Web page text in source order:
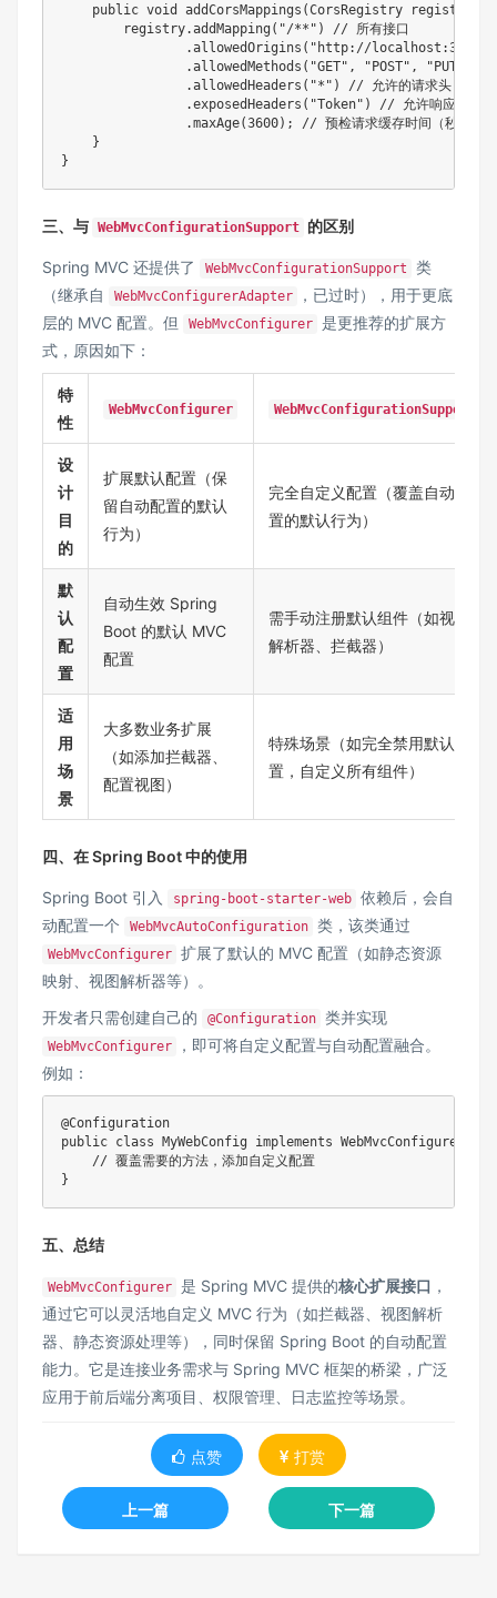
    public void addCorsMappings(CorsRegistry registry) {
        registry.addMapping("/**") // 所有接口
.allowedOrigins("http://localhost:3000")
.allowedMethods("GET", "POST", "PUT",
                .allowedHeaders("*") // 允许的请求头
                .exposedHeaders("Token") // 允许响应头
                .maxAge(3600); // 预检请求缓存时间（秒）
    }
}
三、与 WebMvcConfigurationSupport 的区别
Spring MVC 还提供了 WebMvcConfigurationSupport
类
（继承自
WebMvcConfigurerAdapter
，已过时），用于更底
层的 MVC 配置。但
WebMvcConfigurer 是更推荐的扩展方
式，原因如下：
特
性
WebMvcConfigurer WebMvcConfigurationSupport
​设
计
目
的​
扩展默认配置（保
留自动配置的默认
行为）
完全自定义配置（覆盖自动配
置的默认行为）
​默
认
配
置​
自动生效 Spring
Boot 的默认 MVC
配置
需手动注册默认组件（如视图
解析器、拦截器）
​适
用
场
景​
大多数业务扩展
（如添加拦截器、
配置视图）
特殊场景（如完全禁用默认配
置，自定义所有组件）
四、在 Spring Boot 中的使用
Spring Boot 引入 spring-boot-starter-web 依赖后，会自
动配置一个
WebMvcAutoConfiguration 类，该类通过
WebMvcConfigurer 扩展了默认的 MVC 配置（如静态资源
映射、视图解析器等）。
开发者只需创建自己的
@Configuration 类并实现
WebMvcConfigurer
，即可将自定义配置与自动配置融合。
例如：
@Configuration
public class MyWebConfig implements WebMvcConfigurer {
    // 覆盖需要的方法，添加自定义配置
}
五、总结
WebMvcConfigurer 是 Spring MVC 提供的​​核心扩展接口​ ​，
通过它可以灵活地自定义 MVC 行为（如拦截器、视图解析
器、静态资源处理等），同时保留 Spring Boot 的自动配置
能力。它是连接业务需求与 Spring MVC 框架的桥梁，广泛
应用于前后端分离项目、权限管理、日志监控等场景。
点赞 打赏
上一篇 下一篇